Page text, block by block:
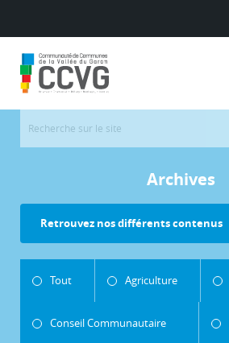
Archives
Retrouvez nos différents contenus
Tout Agriculture
Conseil Communautaire